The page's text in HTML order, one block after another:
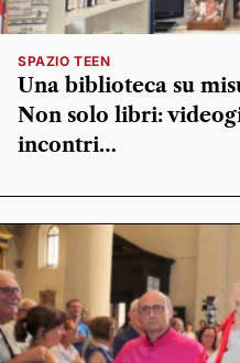
SPAZIO TEEN
Una biblioteca su
Non solo libri:
incontri…